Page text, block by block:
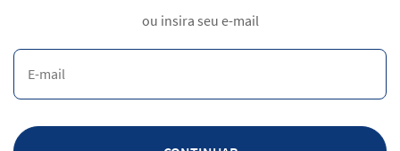
ou insira seu e-mail